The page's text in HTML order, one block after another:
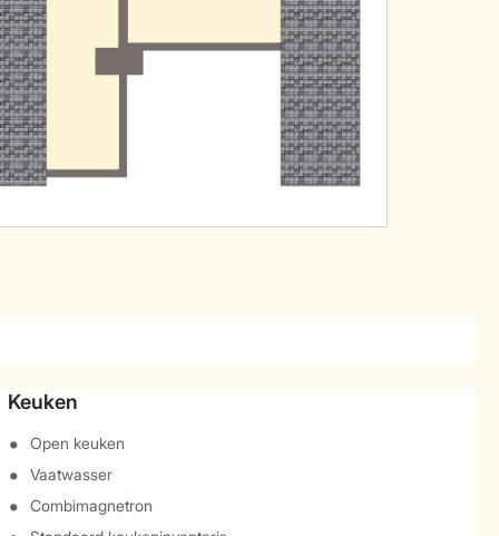
Keuken
Open keuken
Vaatwasser
Combimagnetron